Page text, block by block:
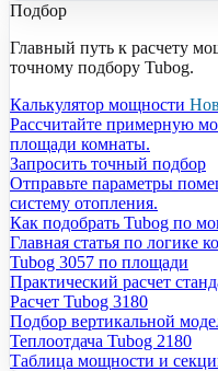
Подбор
Главный путь к расчету
точному подбору Tubog.
Калькулятор мощности
Рассчитайте примерную
площади комнаты.
Запросить точный подбор
Отправьте параметры
систему отопления.
Как подобрать Tubog по
Главная статья по логике
Tubog 3057 по площади
Практический расчет
Расчет Tubog 3180
Подбор вертикальной
Теплоотдача Tubog 2180
Таблица мощности и